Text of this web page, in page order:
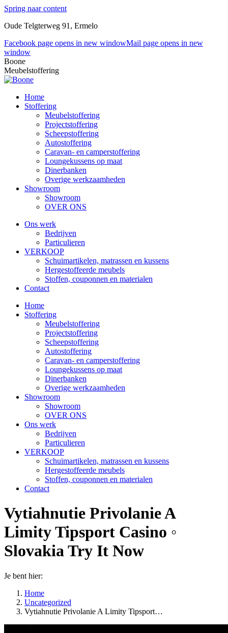
Spring naar content
Oude Telgterweg 91, Ermelo
Facebook page opens in new windowMail page opens in new
window
Boone
Meubelstoffering
Home
Stoffering
Meubelstoffering
Projectstoffering
Scheepstoffering
Autostoffering
Caravan- en camperstoffering
Loungekussens op maat
Dinerbanken
Overige werkzaamheden
Showroom
Showroom
OVER ONS
Ons werk
Bedrijven
Particulieren
VERKOOP
Schuimartikelen, matrassen en kussens
Hergestoffeerde meubels
Stoffen, couponnen en materialen
Contact
Home
Stoffering
Meubelstoffering
Projectstoffering
Scheepstoffering
Autostoffering
Caravan- en camperstoffering
Loungekussens op maat
Dinerbanken
Overige werkzaamheden
Showroom
Showroom
OVER ONS
Ons werk
Bedrijven
Particulieren
VERKOOP
Schuimartikelen, matrassen en kussens
Hergestoffeerde meubels
Stoffen, couponnen en materialen
Contact
Vytiahnutie Privolanie A
Limity Tipsport Casino ◦
Slovakia Try It Now
Je bent hier:
Home
Uncategorized
Vytiahnutie Privolanie A Limity Tipsport…